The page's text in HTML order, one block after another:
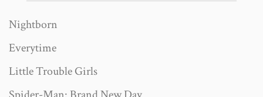
Nightborn
Everytime
Little Trouble Girls